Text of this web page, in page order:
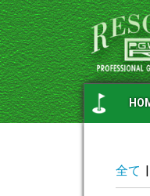
全て |